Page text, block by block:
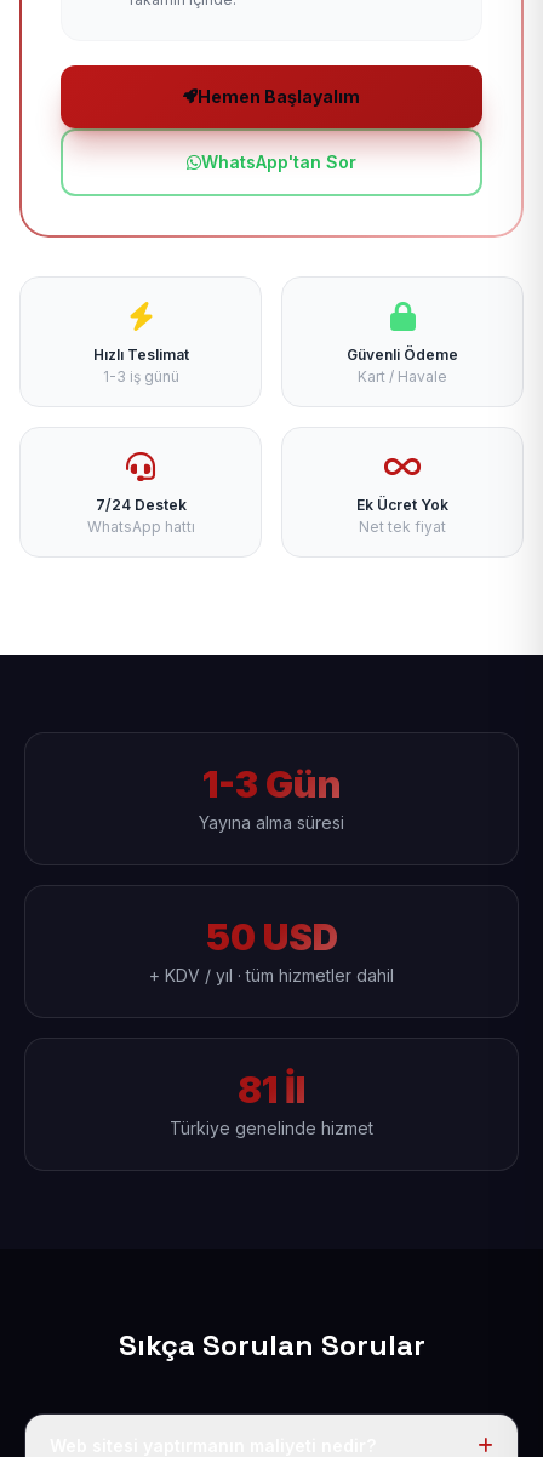
Hemen Başlayalım
WhatsApp'tan Sor
Hızlı Teslimat
1-3 iş günü
Güvenli Ödeme
Kart / Havale
7/24 Destek
WhatsApp hattı
Ek Ücret Yok
Net tek fiyat
1-3 Gün
Yayına alma süresi
50 USD
+ KDV / yıl · tüm hizmetler dahil
81 İl
Türkiye genelinde hizmet
Sıkça Sorulan Sorular